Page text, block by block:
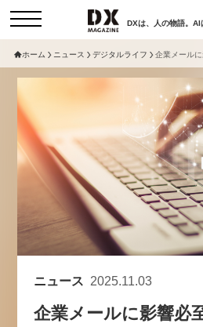
DXは、人の物語。AI
イ
セミナー ニ
サービスメニュー 日
トップページ
特集
動画
サイトマップ
お問い合わせ
個人情報保護法に
採用情報
検索
現在開催予定の
セミナー
非公開:
ト時代、
新潮流か
ホーム ニュース デジタルライフ 企業メール
ニュース 2025.11.03
企業メールに影響必